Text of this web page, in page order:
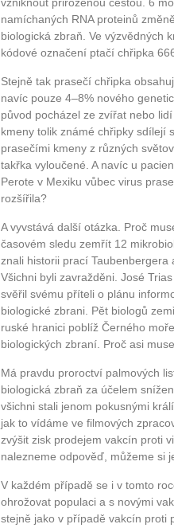
namíchaných RNA proteinů
biologická zbraň. Ve výzvědných
kódové označení ptačí chřipka
Stejně tak prasečí chřipka
navíc pouze 4–8% nového
původ pocházel ze zvířat nebo
kmeny tolik známé chřipky sdílejí
prasečími kmeny z různých
takřka vyloučené. A navíc u
Perote v Mexiku vůbec virus
rozšířila?
A vyvstává další otázka. Proč
časovém sledu zemřít 12
znali historii prací
Všichni byli zavražděni. José
svěřil svému příteli o plánu
biologické zbrani. Pět biologů
ruské hranici poblíž Černého
biologických zbraní. Proč asi
Má pravdu proroctví palmových
biologická zbraň za účelem
všichni stali jenom pokusnými
jak to vídáme ve filmových
zvýšit zisk prodejem vakcín proti
nalezneme odpověď, můžeme si
V každém případě se i v tomto
ohrožovat populaci a s novými
stejně jako v případě vakcín proti